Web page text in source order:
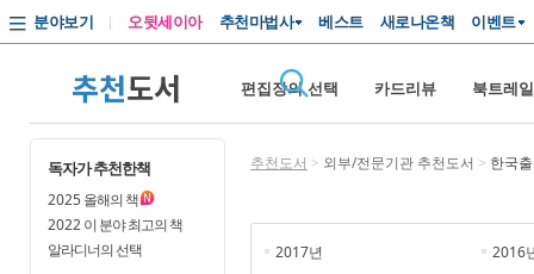
분야보기 오뒷세이아 추천마법사 베스트 새로나온책 이벤트
추천도서 편집장의 선택 카드리뷰 북트레
독자가 추천한책
2025올해의 책
2022이 분야 최고의 책
알라디너의 선택
추천도서 > 외부/전문기관 추천도서 > 한국
2017년
2016